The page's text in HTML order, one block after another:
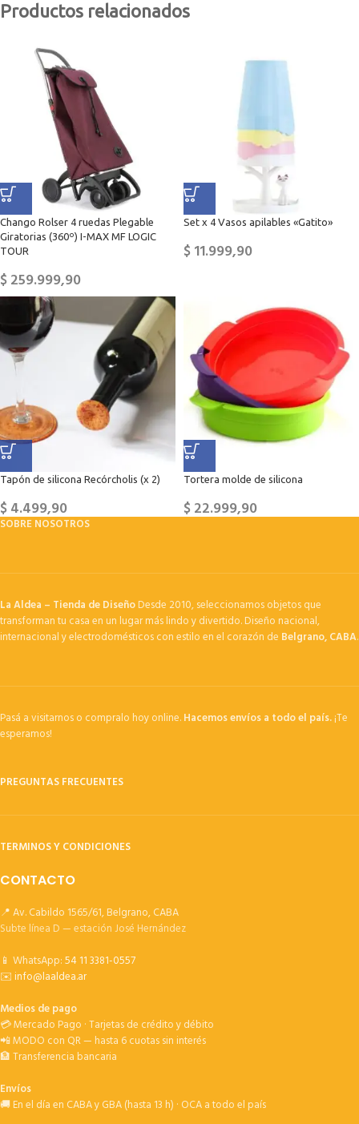
Productos relacionados
Chango Rolser 4 ruedas Plegable
Giratorias (360º) I-MAX MF LOGIC
TOUR
$259.999,90
Set x 4 Vasos apilables «Gatito»
$11.999,90
Tapón de silicona Recórcholis (x 2)
$4.499,90
Tortera molde de silicona
$22.999,90
SOBRE NOSOTROS
La Aldea – Tienda de DiseñoDesde 2010, seleccionamos objetos que
transforman tu casa en un lugar más lindo y divertido. Diseño nacional,
internacional y electrodomésticos con estilo en el corazón de Belgrano, CABA.
Pasá a visitarnos o compralo hoy online.Hacemos envíos a todo el país.¡Te
esperamos!
PREGUNTAS FRECUENTES
TERMINOS Y CONDICIONES
CONTACTO
📍 Av. Cabildo 1565/61, Belgrano, CABA
Subte línea D — estación José Hernández
📱 WhatsApp:54 11 3381-0557
✉️info@laaldea.ar
Medios de pago
💳 Mercado Pago · Tarjetas de crédito y débito
📲 MODO con QR — hasta 6 cuotas sin interés
🏦 Transferencia bancaria
Envíos
🚚 En el día en CABA y GBA (hasta 13 h) · OCA a todo el país